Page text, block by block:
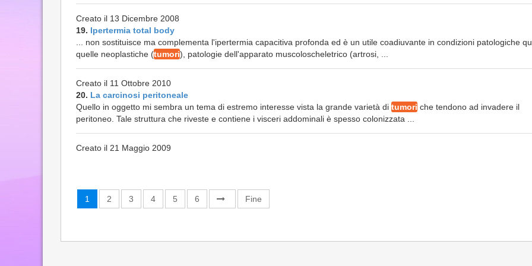
Creato il 13 Dicembre 2008
19. Ipertermia total body
... non sostituisce ma complementa l'ipertermia capacitiva profonda ed è un utile coadiuvante in condizioni patologiche
quelle neoplastiche (tumori), patologie dell'apparato muscoloscheletrico (artrosi, ...
Creato il 11 Ottobre 2010
20. La carcinosi peritoneale
Quello in oggetto mi sembra un tema di estremo interesse vista la grande varietà di tumori che tendono ad invadere il
peritoneo. Tale struttura che riveste e contiene i visceri addominali è spesso colonizzata ...
Creato il 21 Maggio 2009
1 2 3 4 5 6 Fine